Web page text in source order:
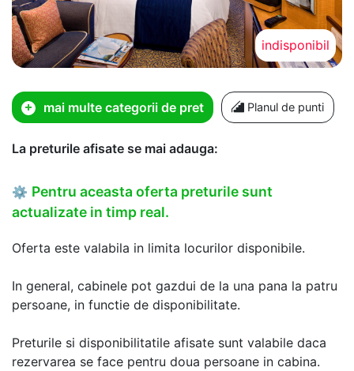
indisponibil
mai multe categorii de pret Planul de punti
La preturile afisate se mai adauga:
⚙ Pentru aceasta oferta preturile sunt
actualizate in timp real.
Oferta este valabila in limita locurilor disponibile.
In general, cabinele pot gazdui de la una pana la patru
persoane, in functie de disponibilitate.
Preturile si disponibilitatile afisate sunt valabile daca
rezervarea se face pentru doua persoane in cabina.